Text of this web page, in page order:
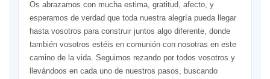
Os abrazamos con mucha estima, gratitud, afecto, y
esperamos de verdad que toda nuestra alegría pueda llegar
hasta vosotros para construir juntos algo diferente, donde
también vosotros estéis en comunión con nosotras en este
camino de la vida. Seguimos rezando por todos vosotros y
llevándoos en cada uno de nuestros pasos, buscando